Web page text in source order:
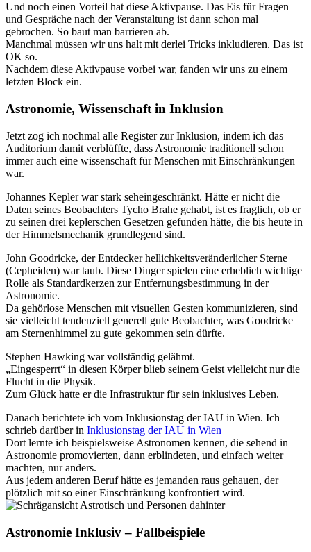
Und noch einen Vorteil hat diese Aktivpause. Das Eis für Fragen
und Gespräche nach der Veranstaltung ist dann schon mal
gebrochen. So baut man barrieren ab.
Manchmal müssen wir uns halt mit derlei Tricks inkludieren. Das ist
OK so.
Nachdem diese Aktivpause vorbei war, fanden wir uns zu einem
letzten Block ein.
Astronomie, Wissenschaft in Inklusion
Jetzt zog ich nochmal alle Register zur Inklusion, indem ich das
Auditorium damit verblüffte, dass Astronomie traditionell schon
immer auch eine wissenschaft für Menschen mit Einschränkungen
war.
Johannes Kepler war stark seheingeschränkt. Hätte er nicht die
Daten seines Beobachters Tycho Brahe gehabt, ist es fraglich, ob er
zu seinen drei keplerschen Gesetzen gefunden hätte, die bis heute in
der Himmelsmechanik grundlegend sind.
John Goodricke, der Entdecker hellichkeitsveränderlicher Sterne
(Cepheiden) war taub. Diese Dinger spielen eine erheblich wichtige
Rolle als Standardkerzen zur Entfernungsbestimmung in der
Astronomie.
Da gehörlose Menschen mit visuellen Gesten kommunizieren, sind
sie vielleicht tendenziell generell gute Beobachter, was Goodricke
am Sternenhimmel zu gute gekommen sein dürfte.
Stephen Hawking war vollständig gelähmt.
„Eingesperrt“ in diesen Körper blieb seinem Geist vielleicht nur die
Flucht in die Physik.
Zum Glück hatte er die Infrastruktur für sein inklusives Leben.
Danach berichtete ich vom Inklusionstag der IAU in Wien. Ich
schrieb darüber in Inklusionstag der IAU in Wien
Dort lernte ich beispielsweise Astronomen kennen, die sehend in
Astronomie promovierten, dann erblindeten, und einfach weiter
machten, nur anders.
Aus jedem anderen Beruf hätte es jemanden raus gehauen, der
plötzlich mit so einer Einschränkung konfrontiert wird.
Astronomie Inklusiv – Fallbeispiele